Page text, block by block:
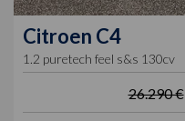
Citroen C4
1.2 puretech feel s&s 130cv
26.290 €